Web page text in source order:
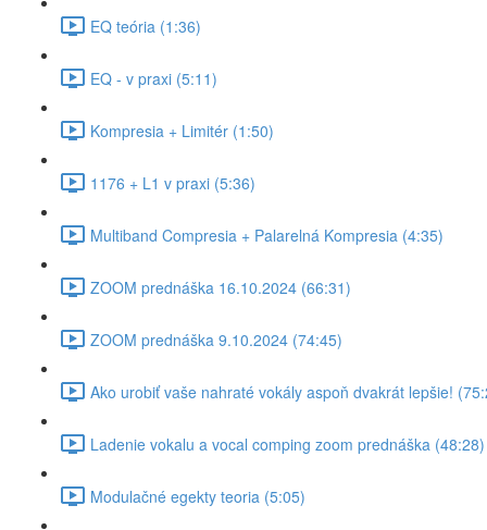
EQ teória (1:36)
EQ - v praxi (5:11)
Kompresia + Limitér (1:50)
1176 + L1 v praxi (5:36)
Multiband Compresia + Palarelná Kompresia (4:35)
ZOOM prednáška 16.10.2024 (66:31)
ZOOM prednáška 9.10.2024 (74:45)
Ako urobiť vaše nahraté vokály aspoň dvakrát lepšie!
Ladenie vokalu a vocal comping zoom prednáška (48:28)
Modulačné egekty teoria (5:05)